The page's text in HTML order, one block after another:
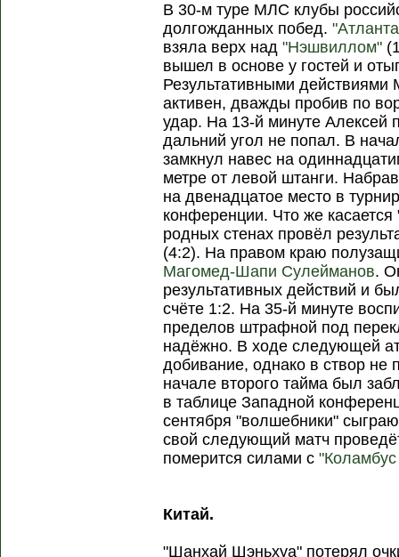
В 30-м туре МЛС клубы
долгожданных побед.
взяла верх над"Нэшвиллом"
вышел в основе у гостей и
Результативными
активен, дважды пробив по
удар. На 13-й минуте Алексей
дальний угол не попал. В
замкнул навес на
метре от левой штанги.
на двенадцатое место в
конференции. Что же
родных стенах провёл
(4:2). На правом краю
Магомед-Шапи Сулейманов.
результативных действий и
счёте 1:2. На 35-й минуте
пределов штрафной под
надёжно. В ходе следующей
добивание, однако в створ
начале второго тайма был
в таблице Западной
сентября "волшебники"
свой следующий матч
померится силами с
Китай.
"Шанхай Шэньхуа" потерял